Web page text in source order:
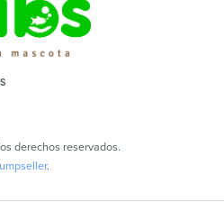
derechos reservados.
.